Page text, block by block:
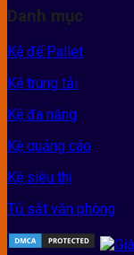
Danh mục
Kệ để Pallet
Kệ trung tải
Kệ đa năng
Kệ quảng cáo
Kệ siêu thị
Tủ sắt văn phòng